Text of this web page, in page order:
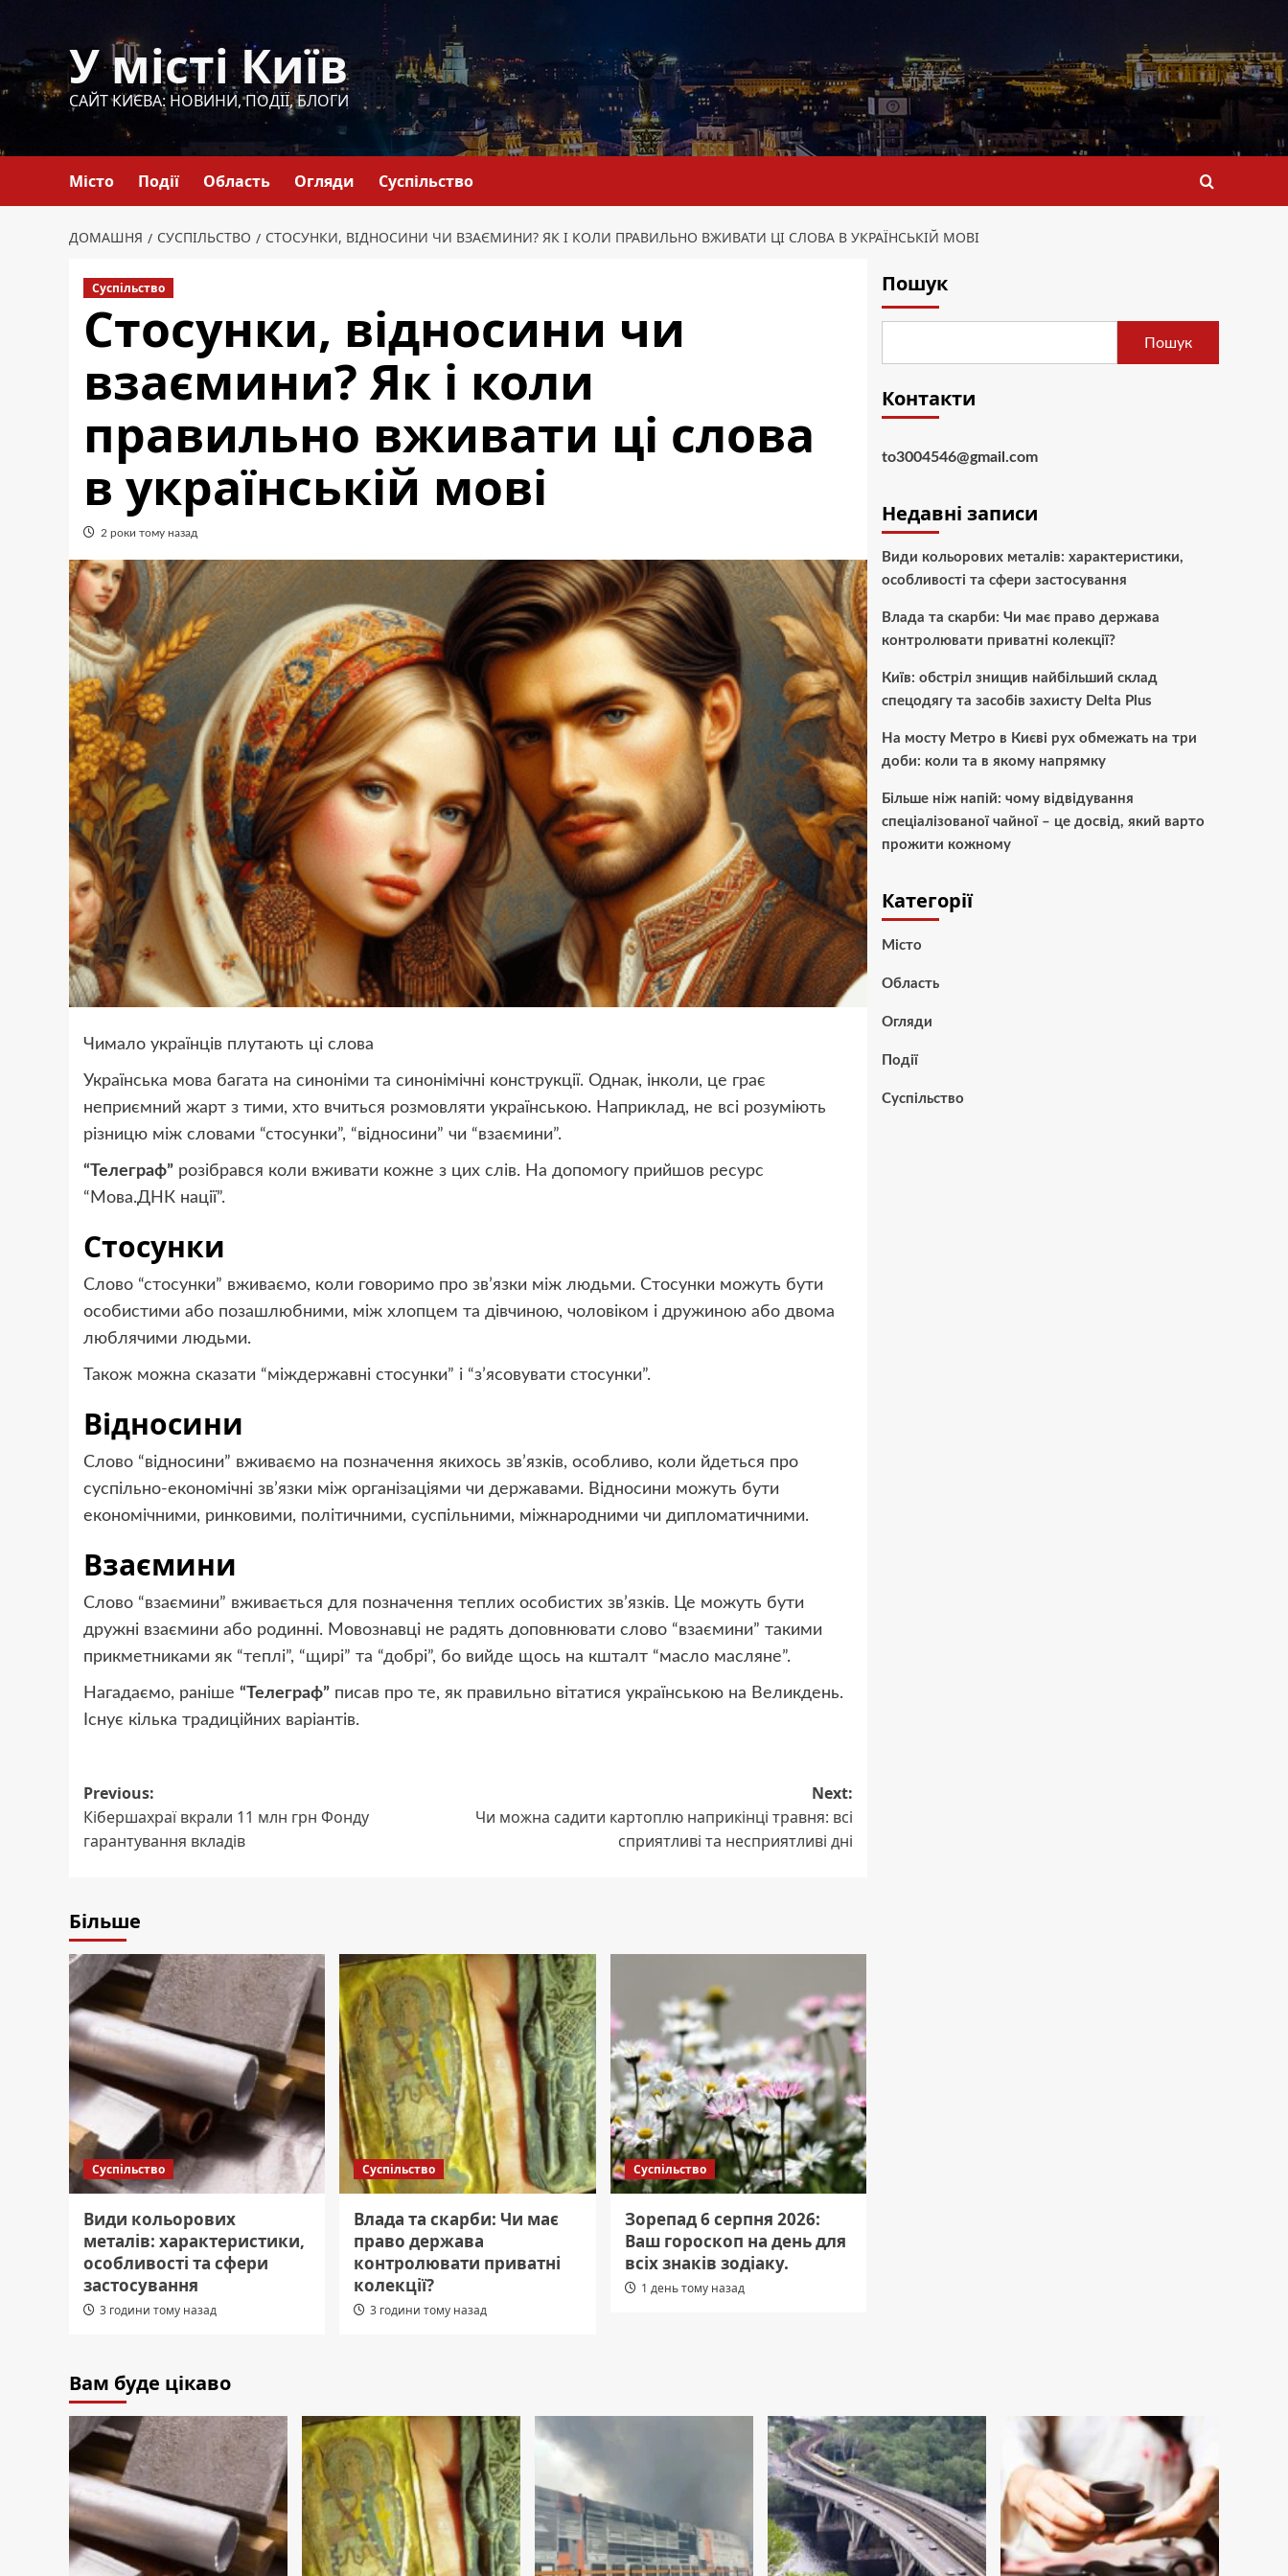
вмісту
У місті Київ
САЙТ КИЄВА: НОВИНИ, ПОДІЇ, БЛОГИ
Місто Події Область Огляди Суспільство
ДОМАШНЯ СУСПІЛЬСТВО СТОСУНКИ, ВІДНОСИНИ ЧИ ВЗАЄМИНИ? ЯК І КОЛИ ПРАВИЛЬНО ВЖИВАТИ ЦІ СЛОВА В УКРАЇНСЬКІЙ МОВІ
Суспільство
Стосунки, відносини чи
взаємини? Як і коли
правильно вживати ці слова
в українській мові
2 роки тому назад
Чимало українців плутають ці слова
Українська мова багата на синоніми та синонімічні конструкції. Однак, інколи, це грає
неприємний жарт з тими, хто вчиться розмовляти українською. Наприклад, не всі розуміють
різницю між словами “стосунки”, “відносини” чи “взаємини”.
“Телеграф” розібрався коли вживати кожне з цих слів. На допомогу прийшов ресурс
“Мова.ДНК нації”.
Стосунки
Слово “стосунки” вживаємо, коли говоримо про зв’язки між людьми. Стосунки можуть бути
особистими або позашлюбними, між хлопцем та дівчиною, чоловіком і дружиною або двома
люблячими людьми.
Також можна сказати “міждержавні стосунки” і “з’ясовувати стосунки”.
Відносини
Слово “відносини” вживаємо на позначення якихось зв’язків, особливо, коли йдеться про
суспільно-економічні зв’язки між організаціями чи державами. Відносини можуть бути
економічними, ринковими, політичними, суспільними, міжнародними чи дипломатичними.
Взаємини
Слово “взаємини” вживається для позначення теплих особистих зв’язків. Це можуть бути
дружні взаємини або родинні. Мовознавці не радять доповнювати слово “взаємини” такими
прикметниками як “теплі”, “щирі” та “добрі”, бо вийде щось на кшталт “масло масляне”.
Нагадаємо, раніше “Телеграф” писав про те, як правильно вітатися українською на Великдень.
Існує кілька традиційних варіантів.
Post
navigation
Previous:
Кібершахраї вкрали 11 млн грн Фонду
гарантування вкладів
Next:
Чи можна садити картоплю наприкінці травня: всі
сприятливі та несприятливі дні
Більше
Суспільство
Види кольорових
металів: характеристики,
особливості та сфери
застосування
3 години тому назад
Суспільство
Влада та скарби: Чи має
право держава
контролювати приватні
колекції?
3 години тому назад
Суспільство
Зорепад 6 серпня 2026:
Ваш гороскоп на день для
всіх знаків зодіаку.
1 день тому назад
Пошук
Пошук
Контакти
to3004546@gmail.com
Недавні записи
Види кольорових металів: характеристики,
особливості та сфери застосування
Влада та скарби: Чи має право держава
контролювати приватні колекції?
Київ: обстріл знищив найбільший склад
спецодягу та засобів захисту Delta Plus
На мосту Метро в Києві рух обмежать на три
доби: коли та в якому напрямку
Більше ніж напій: чому відвідування
спеціалізованої чайної – це досвід, який варто
прожити кожному
Категорії
Місто
Область
Огляди
Події
Суспільство
Вам буде цікаво